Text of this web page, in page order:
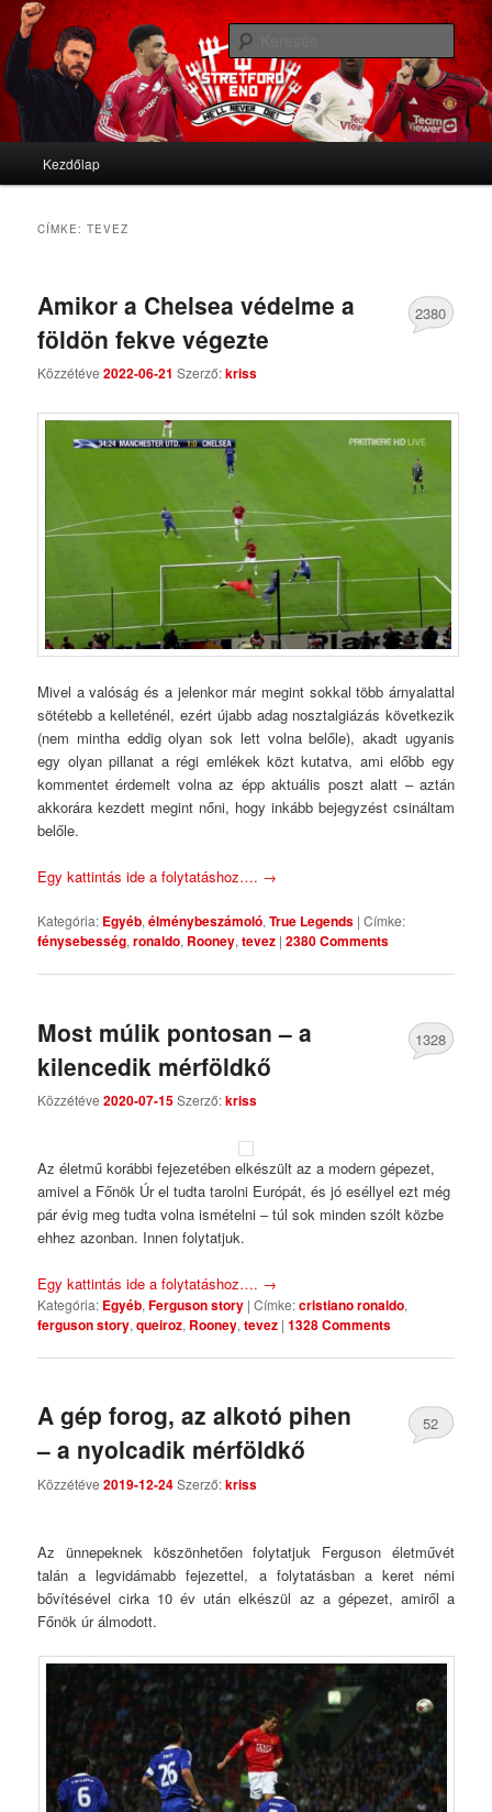
Stretford End
We'll never die
Tovább az elsődleges tartalomra
Tovább a másodlagos tartalomra
Kezdőlap
CÍMKE:TEVEZ
Amikor a Chelsea védelme a
földön fekve végezte
Közzétéve2022-06-21 Szerző:kriss
2380
Mivel a valóság és a jelenkor már megint sokkal több árnyalattal
sötétebb a kelleténél, ezért újabb adag nosztalgiázás következik
(nem mintha eddig olyan sok lett volna belőle), akadt ugyanis
egy olyan pillanat a régi emlékek közt kutatva, ami előbb egy
kommentet érdemelt volna az épp aktuális poszt alatt – aztán
akkorára kezdett megint nőni, hogy inkább bejegyzést csináltam
belőle.
Egy kattintás ide a folytatáshoz…. →
Kategória: Egyéb,élménybeszámoló,True Legends |Címke:
fénysebesség,ronaldo, Rooney,tevez |2380 Comments
Most múlik pontosan – a
kilencedik mérföldkő
Közzétéve2020-07-15Szerző:kriss
1328
Az életmű korábbi fejezetében elkészült az a modern gépezet,
amivel a Főnök Úr el tudta tarolni Európát, és jó eséllyel ezt még
pár évig meg tudta volna ismételni – túl sok minden szólt közbe
ehhez azonban. Innen folytatjuk.
Egy kattintás ide a folytatáshoz…. →
Kategória: Egyéb,Ferguson story |Címke:cristiano ronaldo,
ferguson story,queiroz, Rooney,tevez |1328 Comments
A gép forog, az alkotó pihen
– a nyolcadik mérföldkő
Közzétéve2019-12-24Szerző:kriss
52
Az ünnepeknek köszönhetően folytatjuk Ferguson életművét
talán a legvidámabb fejezettel, a folytatásban a keret némi
bővítésével cirka 10 év után elkészül az a gépezet, amiről a
Főnök úr álmodott.